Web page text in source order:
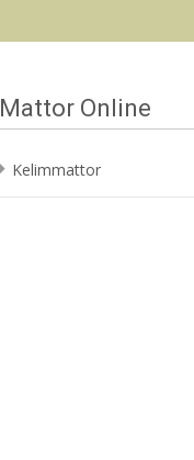
Mattor Online
Kelimmattor